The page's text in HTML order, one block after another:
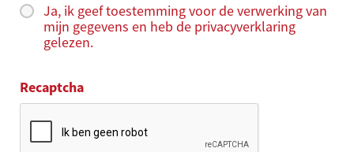
Ja, ik geef toestemming voor de verwerking van
mijn gegevens en heb de privacyverklaring
gelezen.
Recaptcha